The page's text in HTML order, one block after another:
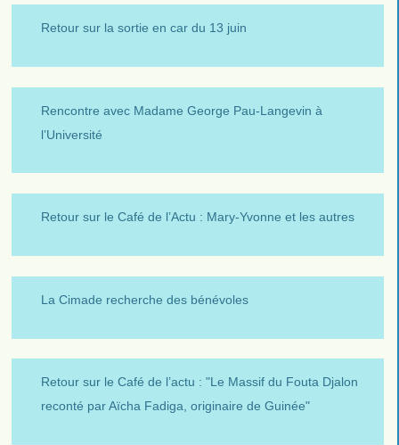
Retour sur la sortie en car du 13 juin
Rencontre avec Madame George Pau-Langevin à
l’Université
Retour sur le Café de l’Actu : Mary-Yvonne et les autres
La Cimade recherche des bénévoles
Retour sur le Café de l’actu : "Le Massif du Fouta Djalon
reconté par Aïcha Fadiga, originaire de Guinée"